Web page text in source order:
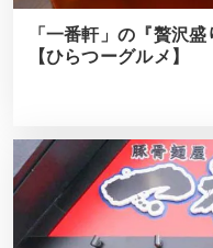
「一番軒」の『贅沢
【ひらつーグルメ】